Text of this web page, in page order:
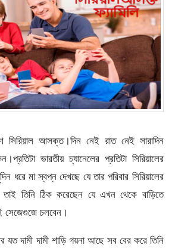
সিরিয়াল আসক্ত।দিন নেই রাত নেই সারাদিন
ভারতীয় চ্যানেলের প্রতিটা সিরিয়ালের
ধরে মা স্বপ্ন দেখছে যে তার পরিবার সিরিয়ালের
তিনি ঠিক করেছেন যে এখন থেকে বাড়িতে
সেজেগুজে চলবেন।
যত দামী দামী শাড়ি গয়না আছে সব বের করে তিনি